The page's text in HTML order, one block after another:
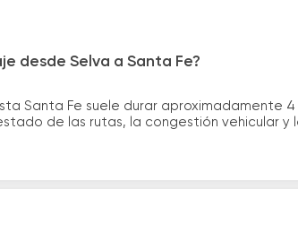
desde Selva a Santa Fe?
Santa Fe suele durar aproximadamente
de las rutas, la congestión vehicular